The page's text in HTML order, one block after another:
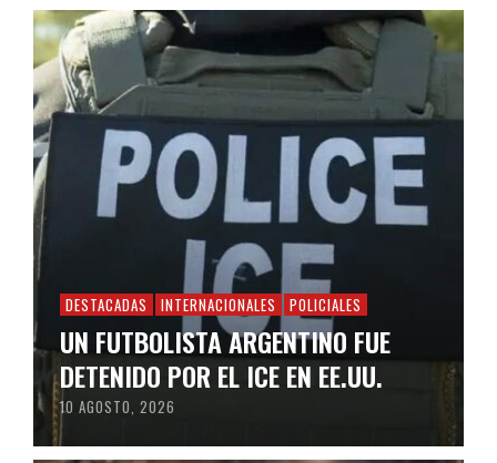
DESTACADAS INTERNACIONALES POLICIALES
UN FUTBOLISTA ARGENTINO FUE
DETENIDO POR EL ICE EN EE.UU.
10 AGOSTO, 2026